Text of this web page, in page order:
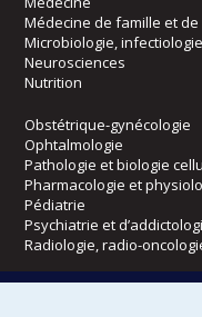
Médecine de famille et de
Microbiologie,
Neurosciences
Nutrition
Obstétrique-gynécologie
Ophtalmologie
Pathologie et biologie
Pharmacologie et
Pédiatrie
Psychiatrie et
Radiologie, radio-